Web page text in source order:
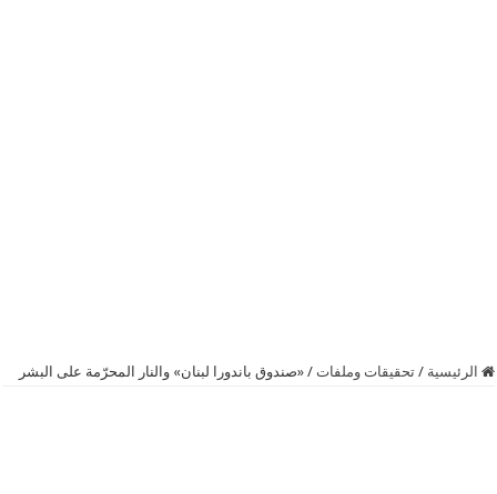
الرئيسية / تحقيقات وملفات / «صندوق باندورا لبنان» والنار المحرّمة على البشر